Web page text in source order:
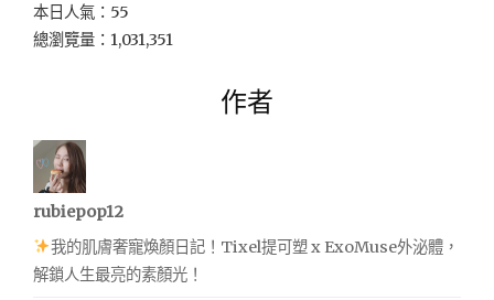
本日人氣：55
總瀏覽量：1,031,351
作者
rubiepop12
我的肌膚奢寵煥顏日記！Tixel提可塑 x ExoMuse外泌體，
解鎖人生最亮的素顏光！